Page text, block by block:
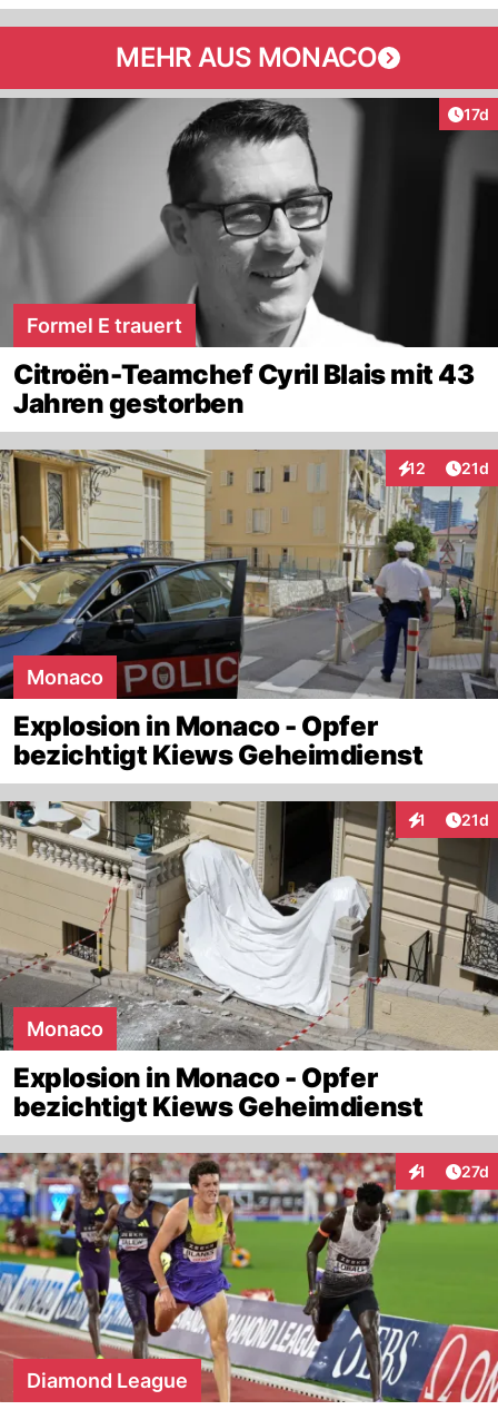
MEHR AUS MONACO
17d
Formel E trauert
Citroën-Teamchef Cyril Blais mit 43
Jahren gestorben
12
Interaktionen
21d
Monaco
Explosion in Monaco - Opfer
bezichtigt Kiews Geheimdienst
1 21d
Monaco
Explosion in Monaco - Opfer
bezichtigt Kiews Geheimdienst
1 27d
Diamond League